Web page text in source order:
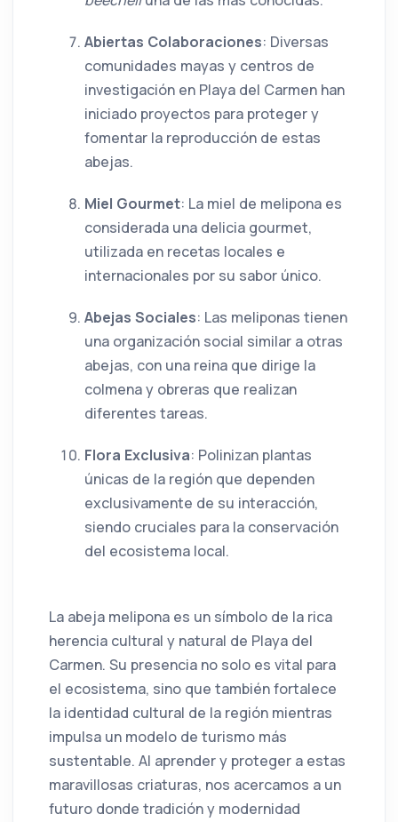
Abiertas Colaboraciones: Diversas
comunidades mayas y centros de
investigación en Playa del Carmen han
iniciado proyectos para proteger y
fomentar la reproducción de estas
abejas.
Miel Gourmet: La miel de melipona es
considerada una delicia gourmet,
utilizada en recetas locales e
internacionales por su sabor único.
Abejas Sociales: Las meliponas tienen
una organización social similar a otras
abejas, con una reina que dirige la
colmena y obreras que realizan
diferentes tareas.
Flora Exclusiva: Polinizan plantas
únicas de la región que dependen
exclusivamente de su interacción,
siendo cruciales para la conservación
del ecosistema local.
La abeja melipona es un símbolo de la rica
herencia cultural y natural de Playa del
Carmen. Su presencia no solo es vital para
el ecosistema, sino que también fortalece
la identidad cultural de la región mientras
impulsa un modelo de turismo más
sustentable. Al aprender y proteger a estas
maravillosas criaturas, nos acercamos a un
futuro donde tradición y modernidad